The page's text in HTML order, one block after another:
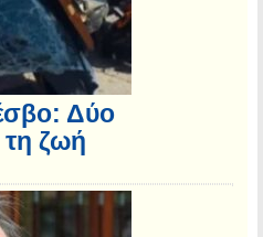
Δύο
τη ζωή